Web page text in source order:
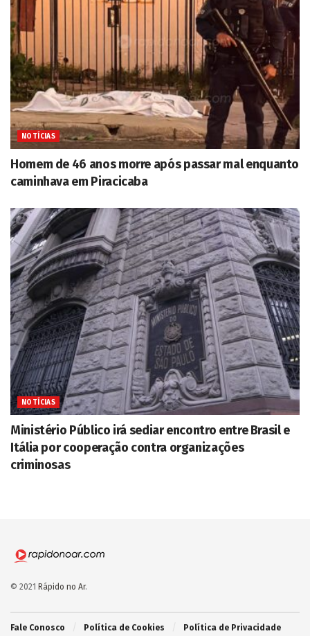
NOTÍCIAS
Homem de 46 anos morre após passar mal enquanto
caminhava em Piracicaba
NOTÍCIAS
Ministério Público irá sediar encontro entre Brasil e
Itália por cooperação contra organizações
criminosas
© 2021 Rápido no Ar.
Fale Conosco Política de Cookies Política de Privacidade